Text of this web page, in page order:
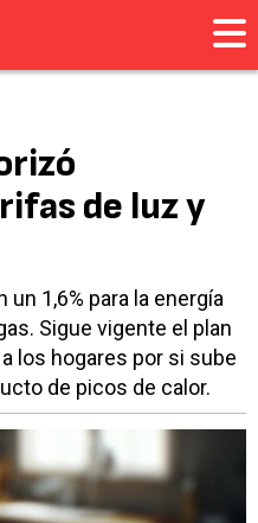
de luz y
1,6% para la energía
Sigue vigente el plan
los hogares por si sube
de picos de calor.